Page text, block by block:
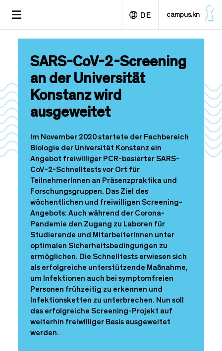
m
n
h
l
t
TOGGLE
DE campus.kn
SARS-CoV-2-Screening
an der Universität
Konstanz wird
ausgeweitet
Im November 2020 startete der Fachbereich
Biologie der Universität Konstanz ein
Angebot freiwilliger PCR-basierter SARS-
CoV-2-Schnelltests vor Ort für
TeilnehmerInnen an Präsenzpraktika und
Forschungsgruppen. Das Ziel des
wöchentlichen und freiwilligen Screening-
Angebots: Auch während der Corona-
Pandemie den Zugang zu Laboren für
Studierende und MitarbeiterInnen unter
optimalen Sicherheitsbedingungen zu
ermöglichen. Die Schnelltests erwiesen sich
als erfolgreiche unterstützende Maßnahme,
um Infektionen auch bei symptomfreien
Personen frühzeitig zu erkennen und
Infektionsketten zu unterbrechen. Nun soll
das erfolgreiche Screening-Projekt auf
weiterhin freiwilliger Basis ausgeweitet
werden.